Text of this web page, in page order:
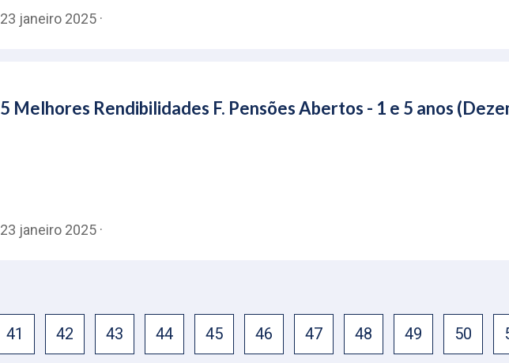
23 janeiro 2025 ·
5 Melhores Rendibilidades F. Pensões Abertos - 1 e 5 anos
23 janeiro 2025 ·
41 42 43 44 45 46 47 48 49 50